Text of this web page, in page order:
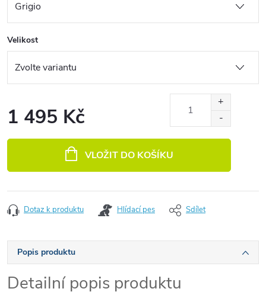
Velikost
1 495 Kč
VLOŽIT DO KOŠÍKU
Dotaz k produktu Hlídací pes Sdílet
Popis produktu
Detailní popis produktu